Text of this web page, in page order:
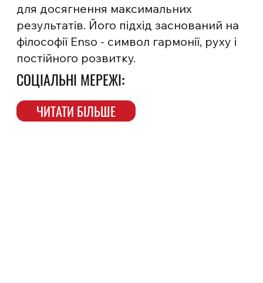
для досягнення максимальних
результатів. Його підхід заснований на
філософії Enso - символ гармонії, руху і
постійного розвитку.
СОЦІАЛЬНІ МЕРЕЖІ:
ЧИТАТИ БІЛЬШЕ